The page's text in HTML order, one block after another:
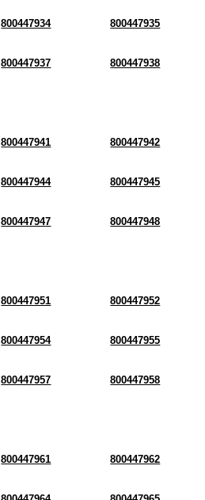
800447934 800447935
800447937 800447938
800447941 800447942
800447944 800447945
800447947 800447948
800447951 800447952
800447954 800447955
800447957 800447958
800447961 800447962